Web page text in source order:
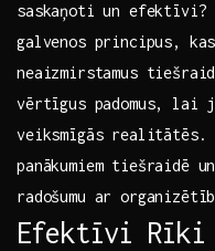
saskaņoti ​un efektīvi?
galvenos principus,
neaizmirstamus
vērtīgus​ padomus, lai
veiksmīgās​
‌panākumiem tiešraidē
radošumu ar
Efektīvi Rīki